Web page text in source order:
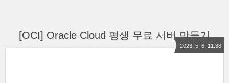
[OCI] Oracle Cloud 평생 무료 서버 만들기
2023. 5. 6. 11:38